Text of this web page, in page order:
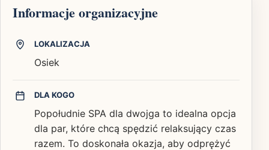
Informacje organizacyjne
LOKALIZACJA
Osiek
DLA KOGO
Popołudnie SPA dla dwojga to idealna opcja
dla par, które chcą spędzić relaksujący czas
razem. To doskonała okazja, aby odprężyć